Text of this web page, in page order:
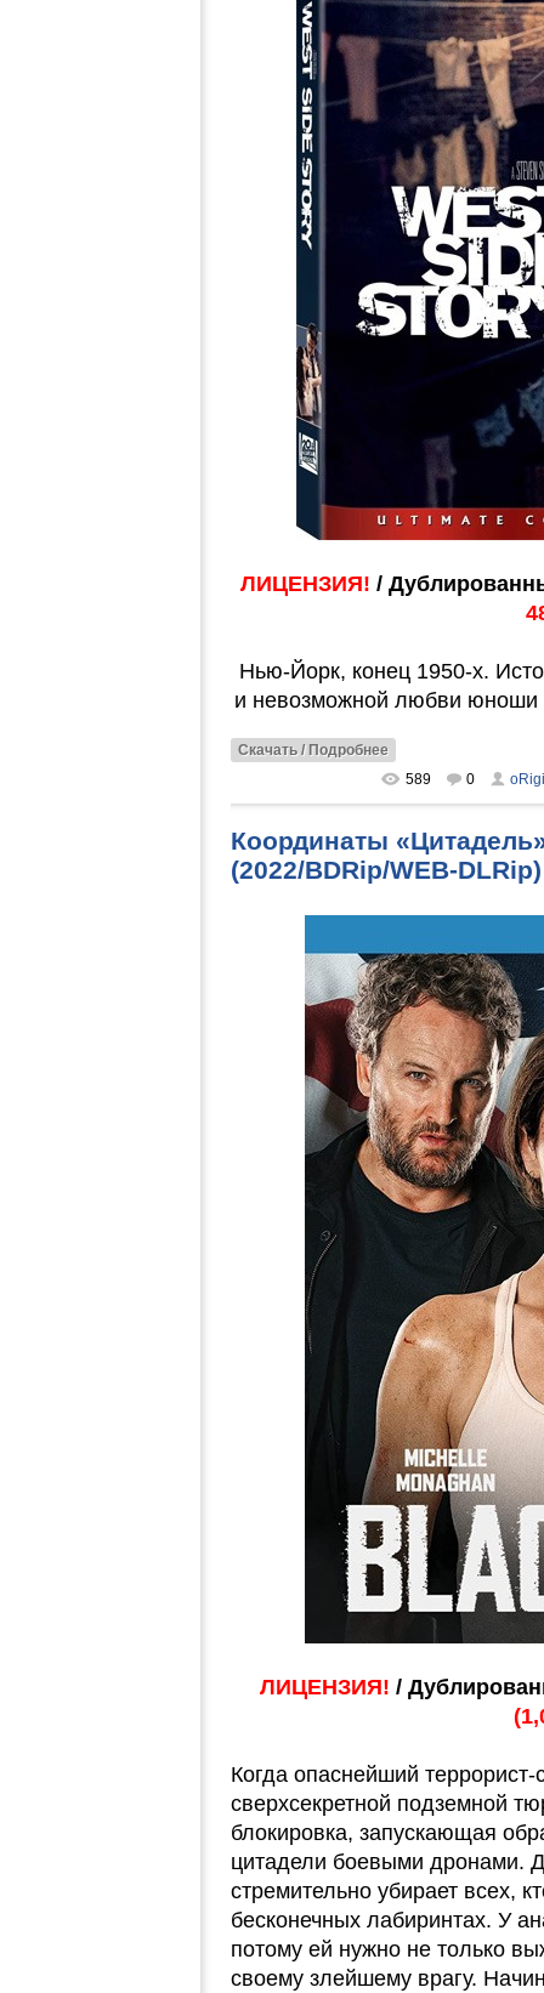
ЛИЦЕНЗИЯ! /
Нью-Йорк, конец 1950-х.
и невозможной любви юноши
Скачать / Подробнее
589
0 oRigi
Координаты
(2022/BDRip/WEB-DLRip)
ЛИЦЕНЗИЯ! /
Когда опаснейший террорист-
сверхсекретной подземной
блокировка, запускающая
цитадели боевыми дронами.
стремительно убирает всех,
бесконечных лабиринтах. У
потому ей нужно не только
своему злейшему врагу.